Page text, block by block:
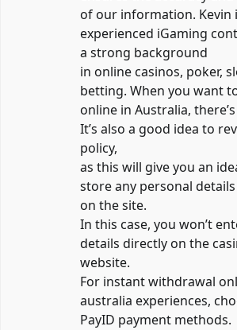
of our information. Kevin
experienced iGaming
a strong background
in online casinos, poker,
betting. When you want
online in Australia,
It’s also a good idea to
policy,
as this will give you an
store any personal
on the site.
In this case, you won’t
details directly on the
website.
For instant withdrawal
australia experiences,
PayID payment methods.